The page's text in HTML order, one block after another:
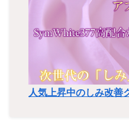
人気上昇中のしみ改善